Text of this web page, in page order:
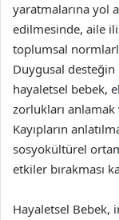
yaratmalarına yol
edilmesinde, aile
toplumsal
Duygusal desteğin
hayaletsel bebek,
zorlukları
Kayıpların
sosyokültürel
etkiler bırakması
Hayaletsel Bebek,